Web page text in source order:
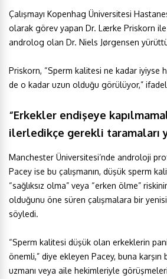
Çalışmayı Kopenhag Üniversitesi
olarak görev yapan Dr. Lærke Priskorn ile
androlog olan Dr. Niels Jørgensen
Priskorn, “Sperm kalitesi ne kadar iyiyse
de o kadar uzun olduğu görülüyor,”
“Erkekler endişeye
ilerledikçe gerekli taramaları
Manchester Üniversitesi’nde androloji
Pacey ise bu çalışmanın, düşük sperm
“sağlıksız olma” veya “erken ölme”
olduğunu öne süren çalışmalara bir
söyledi.
“Sperm kalitesi düşük olan erkeklerin
önemli,” diye ekleyen Pacey, buna karşın
uzmanı veya aile hekimleriyle